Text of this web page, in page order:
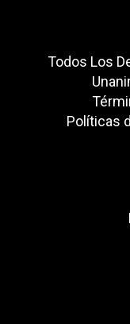
Todos Los
Políticas